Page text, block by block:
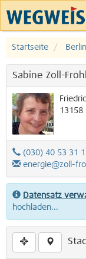
Startseite
Sabine Zoll-
13158
(030) 40 53 31
energie@zoll-
Datensatz
hochladen...